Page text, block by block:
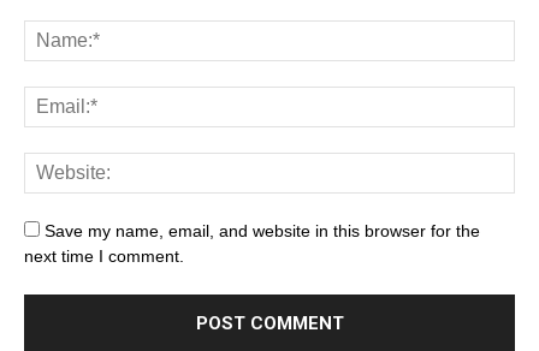
Save my name, email, and website in this browser for the
next time I comment.